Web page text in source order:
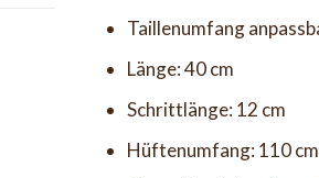
Taillenumfang
Länge: 40 cm
Schrittlänge: 12 cm
Hüftenumfang: 110 cm